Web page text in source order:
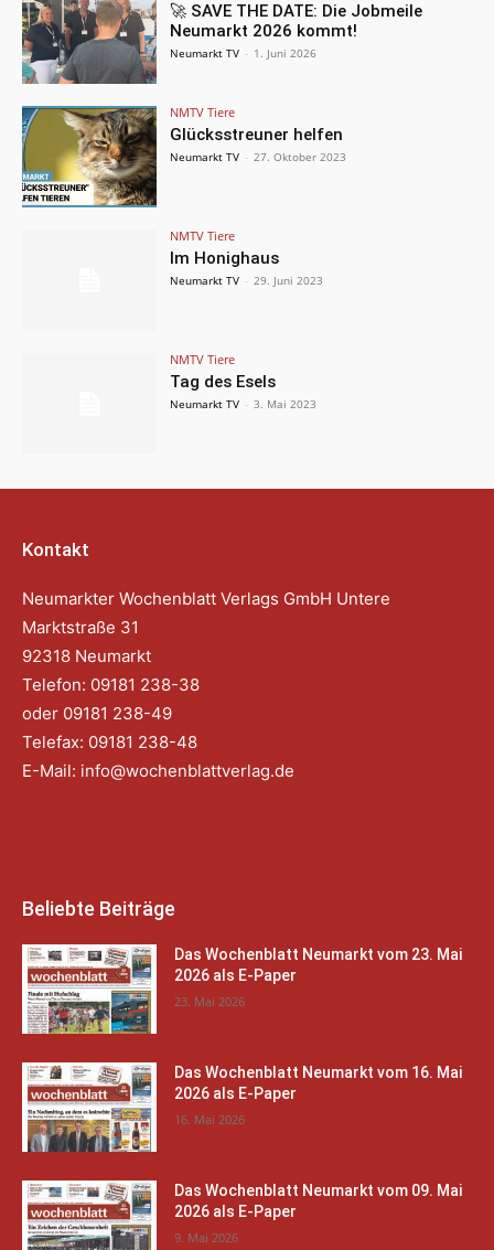
🚀 SAVE THE DATE: Die Jobmeile
Neumarkt 2026 kommt!
Neumarkt TV - 1. Juni 2026
NMTV Tiere
Glücksstreuner helfen
Neumarkt TV - 27. Oktober 2023
NMTV Tiere
Im Honighaus
Neumarkt TV - 29. Juni 2023
NMTV Tiere
Tag des Esels
Neumarkt TV - 3. Mai 2023
Kontakt
Neumarkter Wochenblatt Verlags GmbH Untere
Marktstraße 31
92318 Neumarkt
Telefon: 09181 238-38
oder 09181 238-49
Telefax: 09181 238-48
E-Mail: info@wochenblattverlag.de
Beliebte Beiträge
Das Wochenblatt Neumarkt vom 23. Mai
2026 als E-Paper
23. Mai 2026
Das Wochenblatt Neumarkt vom 16. Mai
2026 als E-Paper
16. Mai 2026
Das Wochenblatt Neumarkt vom 09. Mai
2026 als E-Paper
9. Mai 2026